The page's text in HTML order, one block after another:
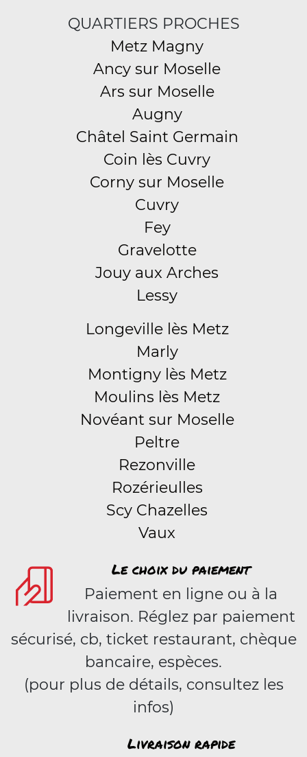
QUARTIERS PROCHES
Metz Magny
Ancy sur Moselle
Ars sur Moselle
Augny
Châtel Saint Germain
Coin lès Cuvry
Corny sur Moselle
Cuvry
Fey
Gravelotte
Jouy aux Arches
Lessy
Longeville lès Metz
Marly
Montigny lès Metz
Moulins lès Metz
Novéant sur Moselle
Peltre
Rezonville
Rozérieulles
Scy Chazelles
Vaux
Le choix du paiement
Paiement en ligne ou à la
livraison. Réglez par paiement
sécurisé, cb, ticket restaurant, chèque
bancaire, espèces.
(pour plus de détails, consultez les
infos)
Livraison rapide